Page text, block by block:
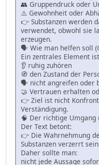
👥 Gruppendruck oder
⚠️ Gewohnheit oder
👉 Substanzen werden
verwendet, obwohl sie
erzeugen.
🗣 Wie man helfen soll
Ein zentrales Element
👂 ruhig zuhören
🧭 den Zustand der
🗣 nicht angreifen oder
🤝 Vertrauen erhalten
👉 Ziel ist nicht
Verständigung.
🧠 Der richtige
Der Text betont:
👉 Die Wahrnehmung
Substanzen verzerrt
Daher sollte man:
nicht jede Aussage